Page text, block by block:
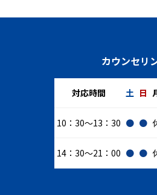
カウンセリ
対応時間 土 日
10：30～13：30 ● ●
14：30～21：00 ● ●